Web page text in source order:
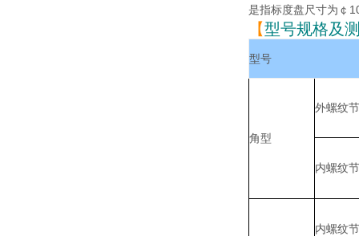
是指标度盘尺寸为￠
【型号规格及
型号
角型
外螺纹
内螺纹
内螺纹